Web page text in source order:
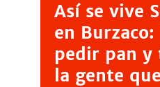
Así se vive
en
pedir pan
la gente